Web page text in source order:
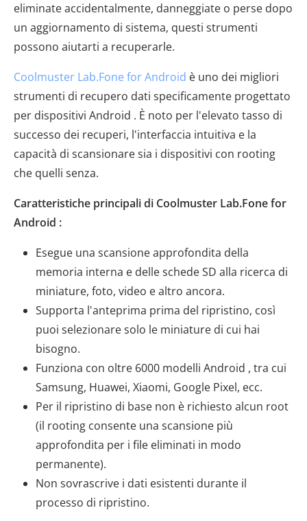
eliminate accidentalmente, danneggiate o perse dopo
un aggiornamento di sistema, questi strumenti
possono aiutarti a recuperarle.
Coolmuster Lab.Fone for Android è uno dei migliori
strumenti di recupero dati specificamente progettato
per dispositivi Android . È noto per l'elevato tasso di
successo dei recuperi, l'interfaccia intuitiva e la
capacità di scansionare sia i dispositivi con rooting
che quelli senza.
Caratteristiche principali di Coolmuster Lab.Fone for
Android :
Esegue una scansione approfondita della
memoria interna e delle schede SD alla ricerca di
miniature, foto, video e altro ancora.
Supporta l'anteprima prima del ripristino, così
puoi selezionare solo le miniature di cui hai
bisogno.
Funziona con oltre 6000 modelli Android , tra cui
Samsung, Huawei, Xiaomi, Google Pixel, ecc.
Per il ripristino di base non è richiesto alcun root
(il rooting consente una scansione più
approfondita per i file eliminati in modo
permanente).
Non sovrascrive i dati esistenti durante il
processo di ripristino.